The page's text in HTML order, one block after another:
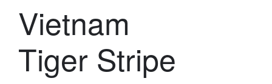
Vietnam
Tiger Stripe